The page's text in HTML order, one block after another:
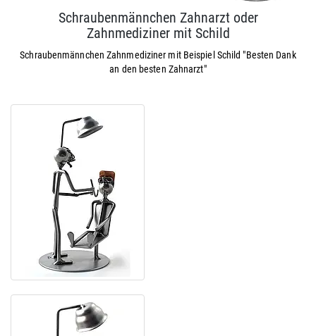
Schraubenmännchen Zahnarzt oder
Zahnmediziner mit Schild
Schraubenmännchen Zahnmediziner mit Beispiel Schild "Besten Dank
an den besten Zahnarzt"